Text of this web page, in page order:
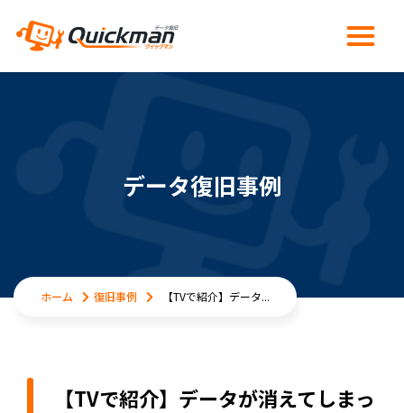
データ復旧事例
ホーム 復旧事例 【TVで紹介】データ...
【TVで紹介】データが消えてしまっ